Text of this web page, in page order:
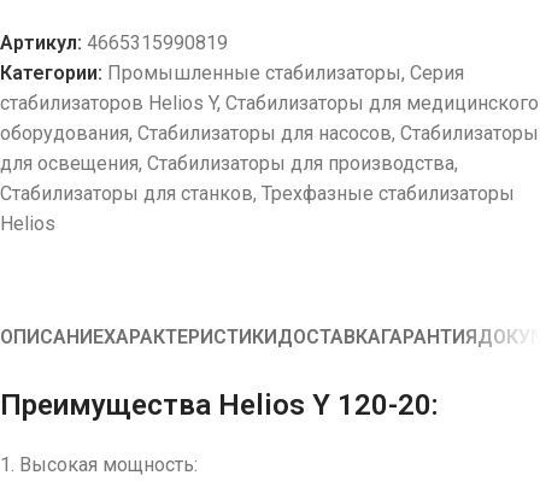
Артикул: 4665315990819
Категории: Промышленные стабилизаторы, Серия
стабилизаторов Helios Y, Стабилизаторы для медицинского
оборудования, Стабилизаторы для насосов, Стабилизаторы
для освещения, Стабилизаторы для производства,
Стабилизаторы для станков, Трехфазные стабилизаторы
Helios
ОПИСАНИЕХАРАКТЕРИСТИКИДОСТАВКАГАРАНТИЯ
Преимущества Helios Y 120-20:
1. Высокая мощность: